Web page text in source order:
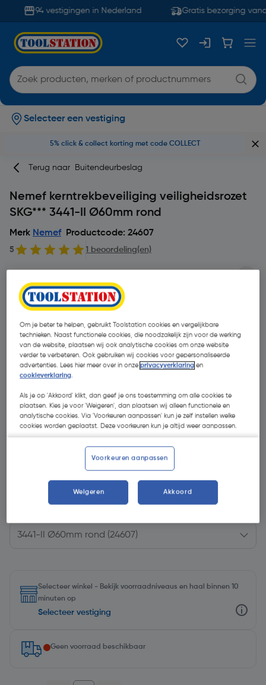
94 vestigingen in Nederland Gratis bezorging
Selecteer een vestiging
5% click & collect korting met code COLLECT
Terug naar Buitendeurbeslag
Nemef kerntrekbeveiliging veiligheidsrozet
SKG*** 3441-II Ø60mm rond
Merk Nemef Productcode: 24607
5 1 beoordeling(en)
| Excl. btw € 26,02
Selecteer winkel - Bekijk voorraadniveaus en haal binnen 10
minuten op
Selecteer vestiging
Geen voorraad beschikbaar
Om je beter te helpen, gebruikt Toolstation cookies en vergelijkbare
technieken. Naast functionele cookies, die noodzakelijk zijn voor de werking
van de website, plaatsen wij ook analytische cookies om onze website
verder te verbeteren. Ook gebruiken wij cookies voor gepersonaliseerde
advertenties. Lees hier meer over in onzeprivacyverklaring en
cookieverklaring.
Als je op 'Akkoord' klikt, dan geef je ons toestemming om alle cookies te
plaatsen. Kies je voor 'Weigeren', dan plaatsen wij alleen functionele en
analytische cookies. Via 'Voorkeuren aanpassen' kun je zelf instellen welke
cookies worden geplaatst. Deze voorkeuren kun je altijd weer aanpassen.
Voorkeuren aanpassen
Weigeren Akkoord